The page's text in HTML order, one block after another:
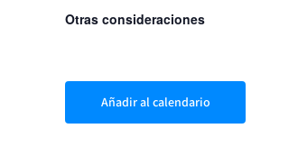
Otras consideraciones
Añadir al calendario